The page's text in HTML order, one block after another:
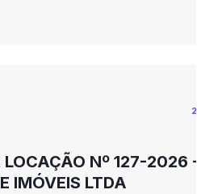
LOCAÇÃO Nº 127-2026
IMÓVEIS LTDA